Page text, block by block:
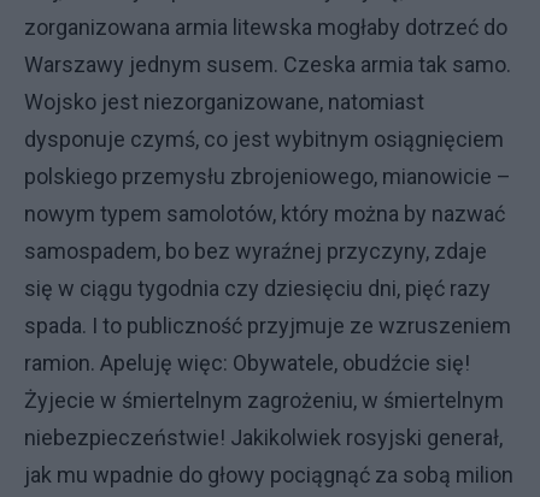
zorganizowana armia litewska mogłaby dotrzeć do
Warszawy jednym susem. Czeska armia tak samo.
Wojsko jest niezorganizowane, natomiast
dysponuje czymś, co jest wybitnym osiągnięciem
polskiego przemysłu zbrojeniowego, mianowicie –
nowym typem samolotów, który można by nazwać
samospadem, bo bez wyraźnej przyczyny, zdaje
się w ciągu tygodnia czy dziesięciu dni, pięć razy
spada. I to publiczność przyjmuje ze wzruszeniem
ramion. Apeluję więc: Obywatele, obudźcie się!
Żyjecie w śmiertelnym zagrożeniu, w śmiertelnym
niebezpieczeństwie! Jakikolwiek rosyjski generał,
jak mu wpadnie do głowy pociągnąć za sobą milion